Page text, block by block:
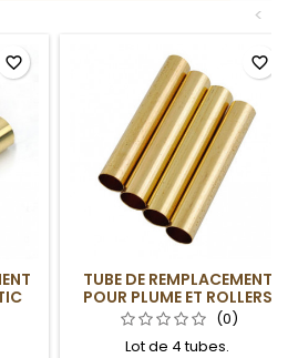
<
favorite_border
TUBE DE REMPLACEMENT
POUR PLUME ET ROLLERS
VERTEX (0)
Lot de 4 tubes.
favorite_border